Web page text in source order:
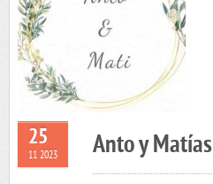
25
11 2023 Anto y Matías